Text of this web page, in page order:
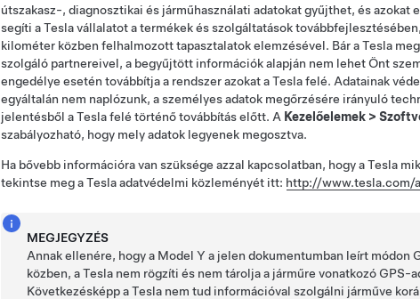
útszakasz-, diagnosztikai és járműhasználati adatokat gyűjthet, és
segíti a Tesla vállalatot a termékek és szolgáltatások
kilométer közben felhalmozott tapasztalatok elemzésével. Bár a Tesla
szolgáló partnereivel, a begyűjtött információk alapján nem lehet Önt
engedélye esetén továbbítja a rendszer azokat a Tesla felé. Adatainak
egyáltalán nem naplózunk, a személyes adatok megőrzésére irányuló
jelentésből a Tesla felé történő továbbítás előtt. A Kezelőelemek >
szabályozható, hogy mely adatok legyenek megosztva.
Ha bővebb információra van szüksége azzal kapcsolatban, hogy a Tesla
tekintse meg a Tesla adatvédelmi közleményét itt: http://www.tesla.com/
MEGJEGYZÉS
Annak ellenére, hogy a Model Y a jelen dokumentumban leírt módon
közben, a Tesla nem rögzíti és nem tárolja a járműre vonatkozó
Következésképp a Tesla nem tud információval szolgálni járműve